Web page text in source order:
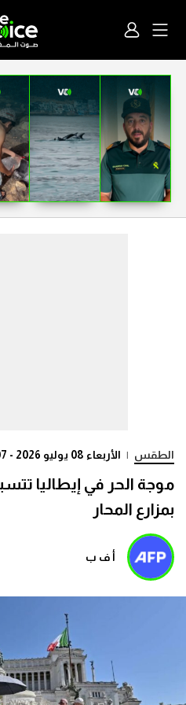
الطقس | الأربعاء 08 يوليو 2026 - 11:07
موجة الحر في إيطاليا
بمزارع المحار
أ ف ب